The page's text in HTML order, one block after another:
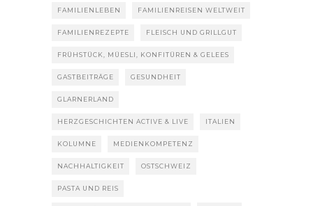
FAMILIENLEBEN FAMILIENREISEN WELTWEIT
FAMILIENREZEPTE FLEISCH UND GRILLGUT
FRÜHSTÜCK, MÜESLI, KONFITÜREN & GELEES
GASTBEITRÄGE GESUNDHEIT
GLARNERLAND
HERZGESCHICHTEN ACTIVE & LIVE ITALIEN
KOLUMNE MEDIENKOMPETENZ
NACHHALTIGKEIT OSTSCHWEIZ
PASTA UND REIS